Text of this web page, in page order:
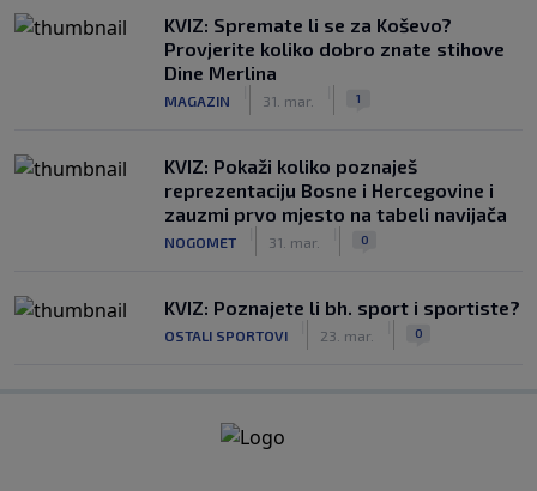
KVIZ: Spremate li se za Koševo?
Provjerite koliko dobro znate stihove
Dine Merlina
MAGAZIN 31. mar. 1
KVIZ: Pokaži koliko poznaješ
reprezentaciju Bosne i Hercegovine i
zauzmi prvo mjesto na tabeli navijača
NOGOMET 31. mar. 0
KVIZ: Poznajete li bh. sport i sportiste?
OSTALI SPORTOVI 23. mar. 0